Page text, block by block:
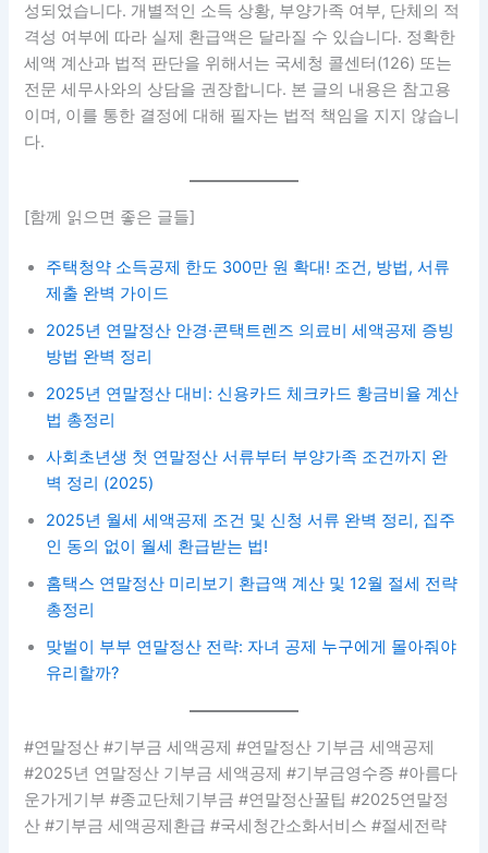
성되었습니다. 개별적인 소득 상황, 부양가족 여부, 단체의 적
격성 여부에 따라 실제 환급액은 달라질 수 있습니다. 정확한
세액 계산과 법적 판단을 위해서는 국세청 콜센터(126) 또는
전문 세무사와의 상담을 권장합니다. 본 글의 내용은 참고용
이며, 이를 통한 결정에 대해 필자는 법적 책임을 지지 않습니
다.
[함께 읽으면 좋은 글들]
주택청약 소득공제 한도 300만 원 확대! 조건, 방법, 서류
제출 완벽 가이드
2025년 연말정산 안경·콘택트렌즈 의료비 세액공제 증빙
방법 완벽 정리
2025년 연말정산 대비: 신용카드 체크카드 황금비율 계산
법 총정리
사회초년생 첫 연말정산 서류부터 부양가족 조건까지 완
벽 정리 (2025)
2025년 월세 세액공제 조건 및 신청 서류 완벽 정리, 집주
인 동의 없이 월세 환급받는 법!
홈택스 연말정산 미리보기 환급액 계산 및 12월 절세 전략
총정리
맞벌이 부부 연말정산 전략: 자녀 공제 누구에게 몰아줘야
유리할까?
#연말정산 #기부금 세액공제 #연말정산 기부금 세액공제
#2025년 연말정산 기부금 세액공제 #기부금영수증 #아름다
운가게기부 #종교단체기부금 #연말정산꿀팁 #2025연말정
산 #기부금 세액공제환급 #국세청간소화서비스 #절세전략